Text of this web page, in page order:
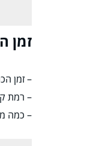
זמן
– זמן הכנה: 1 שעה
– רמת
– כמה